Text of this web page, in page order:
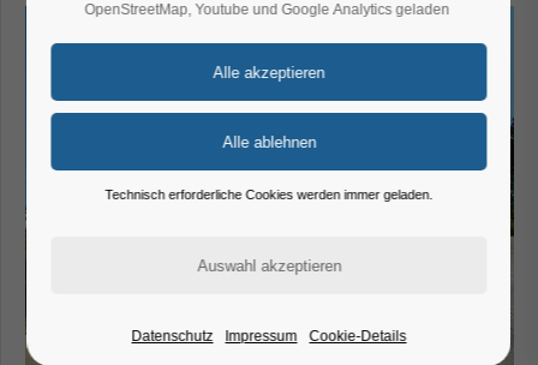
OpenStreetMap, Youtube und Google Analytics geladen
Technisch erforderliche Cookies werden immer geladen.
Datenschutz Impressum Cookie-Details